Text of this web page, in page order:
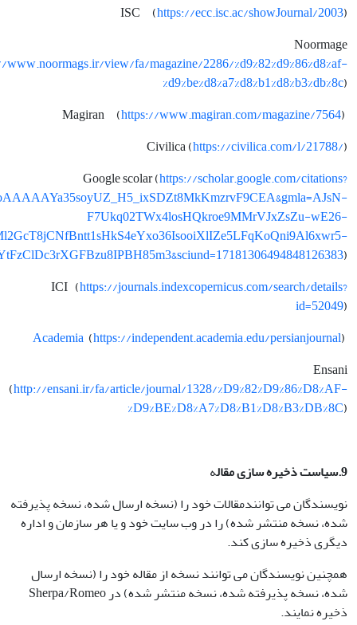
ISC (https://ecc.isc.ac/showJournal/2003)
Noormage
view/fa/magazine/2286/%d9%82%d9%86%d8%af-
%d9%be%d8%a7%d8%b1%d8%b3%db%8c)
https://www.magiran.com/magazine/7564)
Civilica (https://civilica.com/l/21788/)
Google scolar (https://scholar.google.com/citations?
F7Ukq02TWx4losHQkroe9MMrVJxZsZu-wE26-
)
ICI (https://journals.indexcopernicus.com/search/details?
id=52049)
Academia (https://independent.academia.edu/persianjournal)
Ensani
(http://ensani.ir/fa/article/journal/1328/%D9%82%D9%86%D8%AF-
%D9%BE%D8%A7%D8%B1%D8%B3%DB%8C)
9.سیاست ذخیره سازی مقال
ه
نویسندگان می توانندمقالات خود را (نسخه ارسال شده، نسخه پذیرفته
شده، نسخه منتشر شده) را در وب سایت خود و یا هر سازمان و اداره
دیگری ذخیره سازی کند.
همچنین نویسندگان می توانند نسخه از مقاله خود را (نسخه ارسال
ذخیره نمایند.